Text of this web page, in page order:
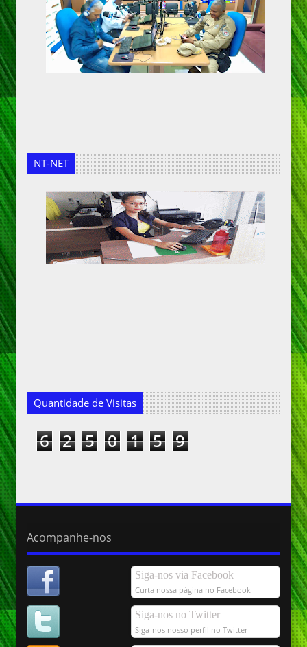
NT-NET
Quantidade de Visitas
6 2 5 0 1 5 9
Acompanhe-nos
Siga-nos via Facebook
Curta nossa página no Facebook
Siga-nos no Twitter
Siga-nos nosso perfil no Twitter